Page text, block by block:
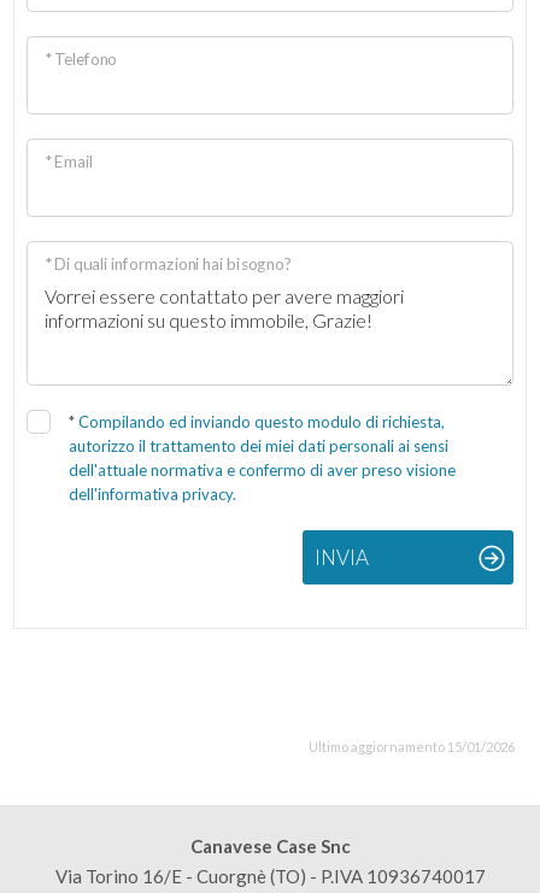
* Telefono
* Email
* Di quali informazioni hai bisogno?
*Compilando ed inviando questo modulo di richiesta,
autorizzo il trattamento dei miei dati personali ai sensi
dell'attuale normativa e confermo di aver preso visione
dell'informativa privacy.
INVIA
Ultimo aggiornamento 15/01/2026
Canavese Case Snc
Via Torino 16/E - Cuorgnè (TO) - P.IVA 10936740017